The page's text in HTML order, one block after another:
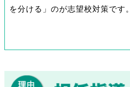
を分ける」のが志望校対策です。